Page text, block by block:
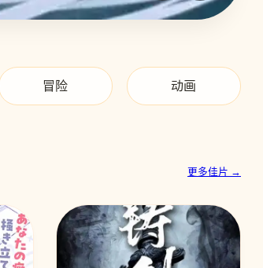
冒险 动画
更多佳片 →